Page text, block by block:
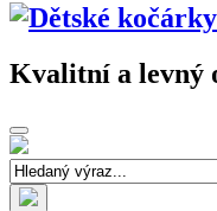
Kvalitní a levný
Toggle
navigation